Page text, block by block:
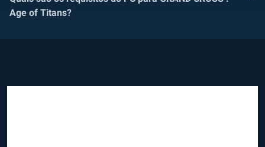
Age of Titans?